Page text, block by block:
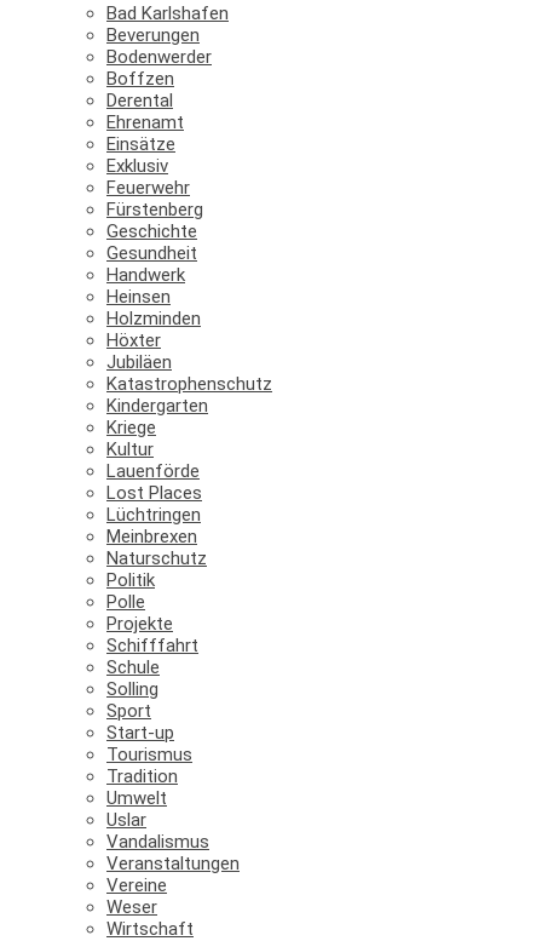
Bad Karlshafen
Beverungen
Bodenwerder
Boffzen
Derental
Ehrenamt
Einsätze
Exklusiv
Feuerwehr
Fürstenberg
Geschichte
Gesundheit
Handwerk
Heinsen
Holzminden
Höxter
Jubiläen
Katastrophenschutz
Kindergarten
Kriege
Kultur
Lauenförde
Lost Places
Lüchtringen
Meinbrexen
Naturschutz
Politik
Polle
Projekte
Schifffahrt
Schule
Solling
Sport
Start-up
Tourismus
Tradition
Umwelt
Uslar
Vandalismus
Veranstaltungen
Vereine
Weser
Wirtschaft